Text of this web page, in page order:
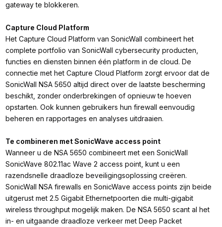
gateway te blokkeren.
Capture Cloud Platform
Het Capture Cloud Platform van SonicWall combineert het
complete portfolio van SonicWall cybersecurity producten,
functies en diensten binnen één platform in de cloud. De
connectie met het Capture Cloud Platform zorgt ervoor dat de
SonicWall NSA 5650 altijd direct over de laatste bescherming
beschikt, zonder onderbrekingen of opnieuw te hoeven
opstarten. Ook kunnen gebruikers hun firewall eenvoudig
beheren en rapportages en analyses uitdraaien.
Te combineren met SonicWave access point
Wanneer u de NSA 5650 combineert met een SonicWall
SonicWave 802.11ac Wave 2 access point, kunt u een
razendsnelle draadloze beveiligingsoplossing creëren.
SonicWall NSA firewalls en SonicWave access points zijn beide
uitgerust met 2.5 Gigabit Ethernetpoorten die multi-gigabit
wireless throughput mogelijk maken. De NSA 5650 scant al het
in- en uitgaande draadloze verkeer met Deep Packet